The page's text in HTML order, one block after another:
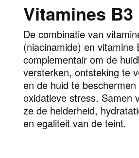
Vitamines B3
De combinatie van
(niacinamide) en vitamine
complementair om de
versterken, ontsteking te
en de huid te beschermen
oxidatieve stress. Samen
ze de helderheid,
en egaliteit van de teint.